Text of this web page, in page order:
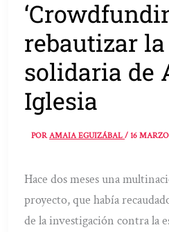
rebautizar
solidaria de
Iglesia
PORAMAIA EGUIZÁBAL/16
Hace dos meses una
proyecto, que había
de la investigación contra la